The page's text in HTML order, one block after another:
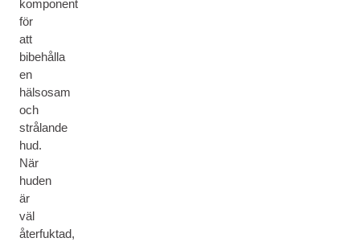
komponent
för
att
bibehålla
en
hälsosam
och
strålande
hud.
När
huden
är
väl
återfuktad,